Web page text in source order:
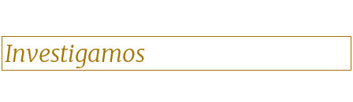
Investigamos